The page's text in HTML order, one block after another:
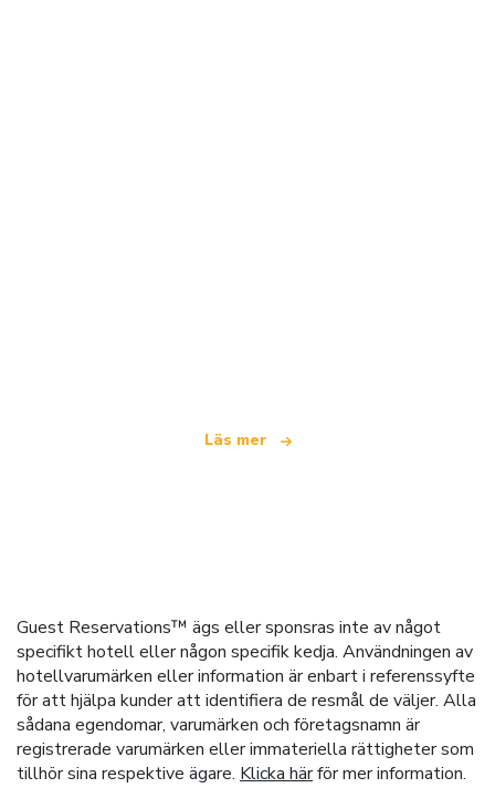
Läs mer
Guest Reservations™ ägs eller sponsras inte av något
specifikt hotell eller någon specifik kedja. Användningen av
hotellvarumärken eller information är enbart i referenssyfte
för att hjälpa kunder att identifiera de resmål de väljer. Alla
sådana egendomar, varumärken och företagsnamn är
registrerade varumärken eller immateriella rättigheter som
tillhör sina respektive ägare. Klicka härför mer information.